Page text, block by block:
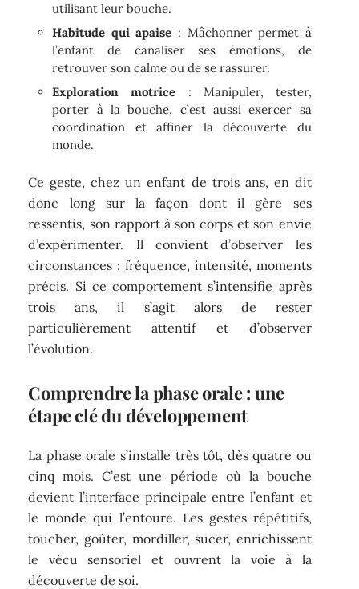
utilisant leur bouche.
Habitude qui apaise : Mâchonner permet à
l’enfant de canaliser ses émotions, de
retrouver son calme ou de se rassurer.
Exploration motrice : Manipuler, tester,
porter à la bouche, c’est aussi exercer sa
coordination et affiner la découverte du
monde.
Ce geste, chez un enfant de trois ans, en dit
donc long sur la façon dont il gère ses
ressentis, son rapport à son corps et son envie
d’expérimenter. Il convient d’observer les
circonstances : fréquence, intensité, moments
précis. Si ce comportement s’intensifie après
trois ans, il s’agit alors de rester
particulièrement attentif et d’observer
l’évolution.
Comprendre la phase orale : une
étape clé du développement
La phase orale s’installe très tôt, dès quatre ou
cinq mois. C’est une période où la bouche
devient l’interface principale entre l’enfant et
le monde qui l’entoure. Les gestes répétitifs,
toucher, goûter, mordiller, sucer, enrichissent
le vécu sensoriel et ouvrent la voie à la
découverte de soi.